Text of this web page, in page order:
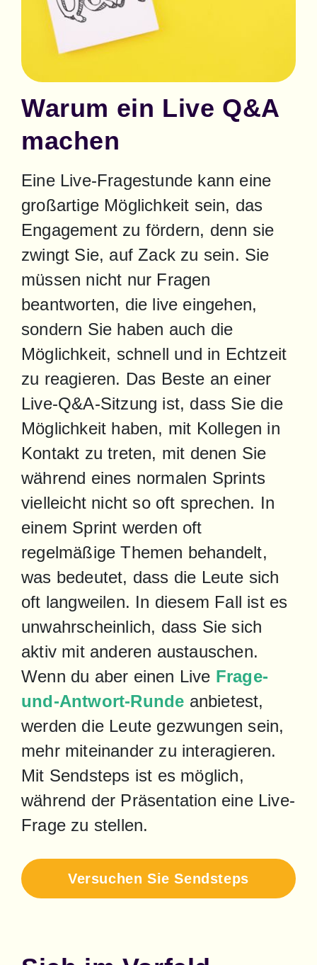
Warum ein Live Q&A
machen
Eine Live-Fragestunde kann eine
großartige Möglichkeit sein, das
Engagement zu fördern, denn sie
zwingt Sie, auf Zack zu sein. Sie
müssen nicht nur Fragen
beantworten, die live eingehen,
sondern Sie haben auch die
Möglichkeit, schnell und in Echtzeit
zu reagieren. Das Beste an einer
Live-Q&A-Sitzung ist, dass Sie die
Möglichkeit haben, mit Kollegen in
Kontakt zu treten, mit denen Sie
während eines normalen Sprints
vielleicht nicht so oft sprechen. In
einem Sprint werden oft
regelmäßige Themen behandelt,
was bedeutet, dass die Leute sich
oft langweilen. In diesem Fall ist es
unwahrscheinlich, dass Sie sich
aktiv mit anderen austauschen.
Wenn du aber einen Live Frage-
und-Antwort-Runde anbietest,
werden die Leute gezwungen sein,
mehr miteinander zu interagieren.
Mit Sendsteps ist es möglich,
während der Präsentation eine Live-
Frage zu stellen.
Versuchen Sie Sendsteps